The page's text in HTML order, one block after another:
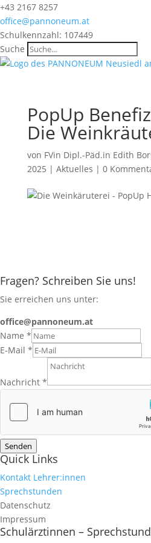
+43 2167 8257
office@pannoneum.at
Schulkennzahl: 107449
Suche
PopUp
Die
von FVin Dipl.-Päd.in Edith
2025 | Aktuelles | 0
Fragen? Schreiben Sie uns!
Sie erreichen uns unter:
office@pannoneum.at
Name *
E-Mail *
Nachricht *
Senden
Quick Links
Kontakt Lehrer:innen
Sprechstunden
Datenschutz
Impressum
Schulärztinnen –